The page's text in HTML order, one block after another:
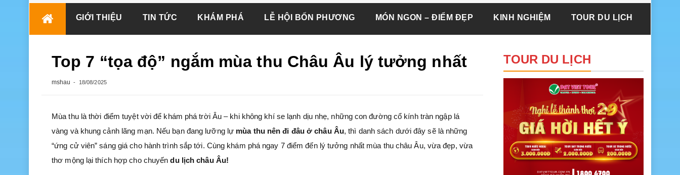
GIỚI THIỆU TIN TỨC KHÁM PHÁ LỄ HỘI BỐN PHƯƠNG MÓN NGON – ĐIỂM ĐẸP KINH NGHIỆM TOUR DU LỊCH
Top 7 “tọa độ” ngắm mùa thu Châu Âu lý tưởng nhất
mshau 18/08/2025
Mùa thu là thời điểm tuyệt vời để khám phá trời Âu – khi không khí se lạnh dịu nhẹ, những con đường cổ kính tràn ngập lá
vàng và khung cảnh lãng mạn. Nếu bạn đang lưỡng lự mùa thu nên đi đâu ở châu Âu, thì danh sách dưới đây sẽ là những
“ứng cử viên” sáng giá cho hành trình sắp tới. Cùng khám phá ngay 7 điểm đến lý tưởng nhất mùa thu châu Âu, vừa đẹp, vừa
thơ mộng lại thích hợp cho chuyến du lịch châu Âu!
TOUR DU LỊCH